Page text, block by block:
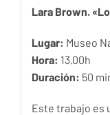
Lara Brown.
Lugar: Museo
Hora: 13.00h
Duración: 50
Este trabajo es